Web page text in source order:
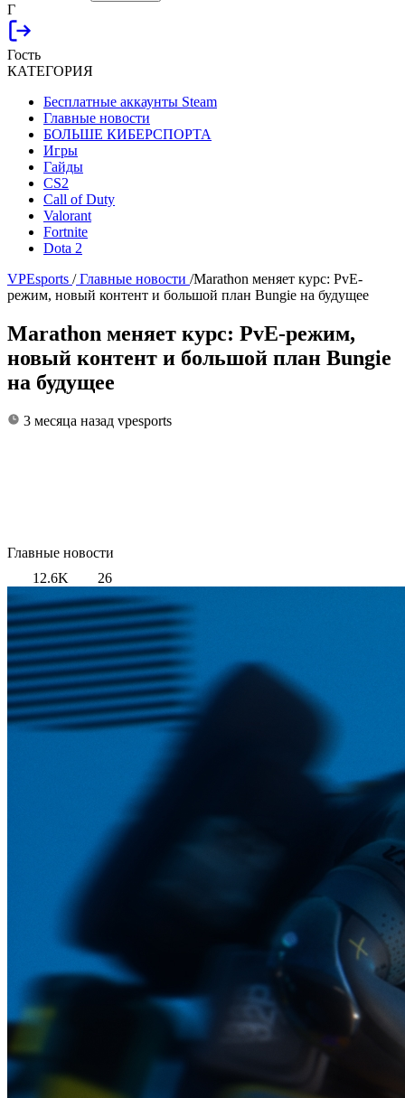
Г
Гость
КАТЕГОРИЯ
Бесплатные аккаунты Steam
Главные новости
БОЛЬШЕ КИБЕРСПОРТА
Игры
Гайды
CS2
Call of Duty
Valorant
Fortnite
Dota 2
VPEsports / Главные новости /Marathon меняет курс: PvE-
режим, новый контент и большой план Bungie на будущее
Marathon меняет курс: PvE-режим,
новый контент и большой план Bungie
на будущее
3 месяца назад vpesports
Главные новости
12.6K
26